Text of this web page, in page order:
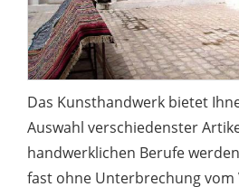
Das Kunsthandwerk bietet
Auswahl verschiedenster
handwerklichen Berufe
fast ohne Unterbrechung vom